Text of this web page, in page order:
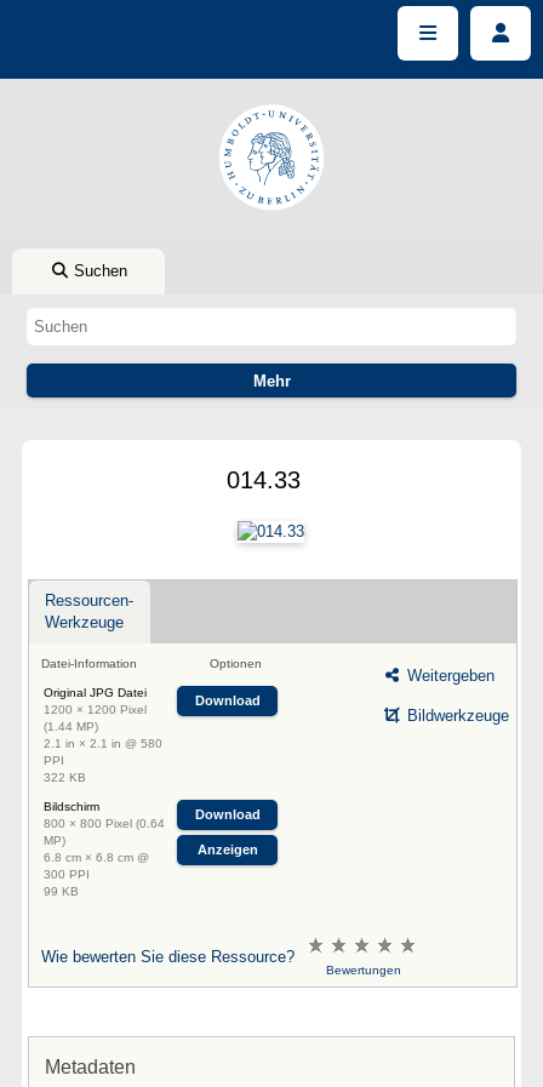
Suchen
014.33
Ressourcen-
Werkzeuge
Datei-Information Optionen
Original JPG Datei
1200 × 1200 Pixel
(1.44 MP)
2.1 in × 2.1 in @ 580
PPI
322 KB
Download
Bildschirm
800 × 800 Pixel (0.64
MP)
6.8 cm × 6.8 cm @
300 PPI
99 KB
Download
Anzeigen
Weitergeben
Bildwerkzeuge
Wie bewerten Sie diese Ressource?
Bewertungen
Metadaten